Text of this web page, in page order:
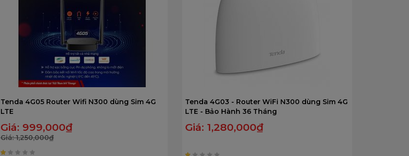
Tenda 4G05 Router Wifi N300 dùng Sim 4G
LTE
Giá: 999,000₫
Giá:1,250,000₫
Tenda 4G03 - Router WiFi N300 dùng Sim 4G
LTE - Bảo Hành 36 Tháng
Giá: 1,280,000₫